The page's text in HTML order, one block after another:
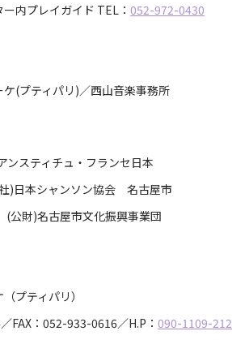
内プレイガイド TEL： 052-972-0430
(プティパリ)／西山音楽事務所
ンスティチュ・フランセ日本
)日本シャンソン協会 名古屋市
財)名古屋市文化振興事業団
プティパリ）
FAX：052-933-0616／H.P： 090-1109-212